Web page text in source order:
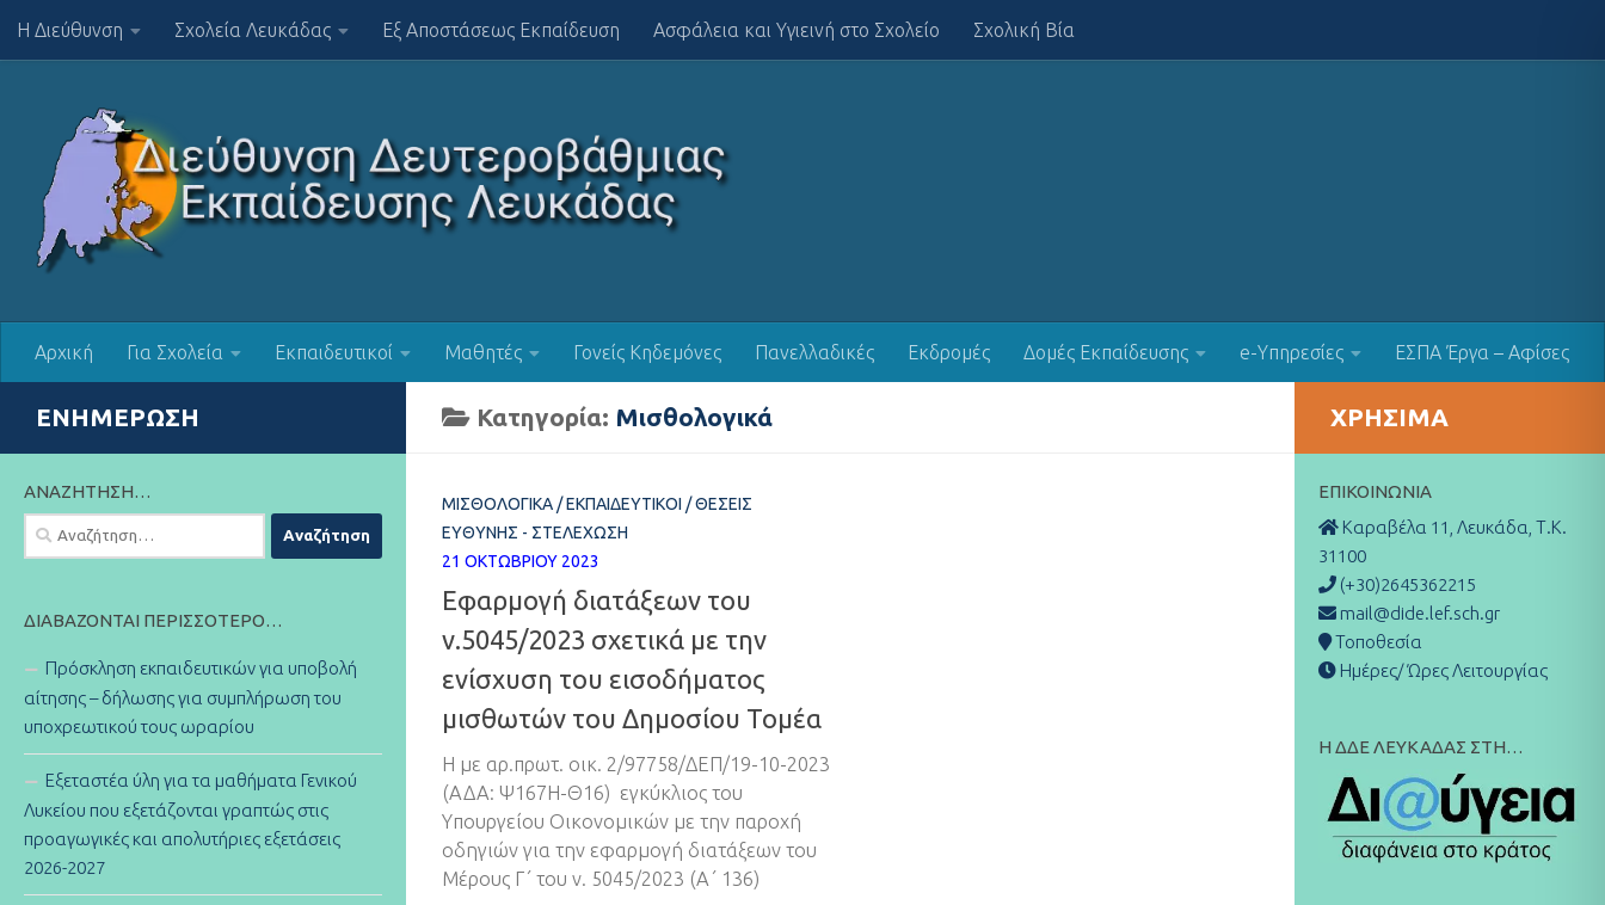
Skip to content
Η Διεύθυνση Σχολεία Λευκάδας Εξ Αποστάσεως Εκπαίδευση Ασφάλεια και Υγιεινή στο Σχολείο Σχολική Βία
Αρχική Για Σχολεία Εκπαιδευτικοί Μαθητές Γονείς Κηδεμόνες Πανελλαδικές Εκδρομές Δομές Εκπαίδευσης e-Υπηρεσίες ΕΣΠΑ Έργα – Αφίσες
Κατηγορία: Μισθολογικά
ΜΙΣΘΟΛΟΓΙΚΆ /ΕΚΠΑΙΔΕΥΤΙΚΟΊ /ΘΈΣΕΙΣ
ΕΥΘΎΝΗΣ - ΣΤΕΛΈΧΩΣΗ
21 ΟΚΤΩΒΡΊΟΥ 2023
Εφαρμογή διατάξεων του
ν.5045/2023 σχετικά με την
ενίσχυση του εισοδήματος
μισθωτών του Δημοσίου Τομέα
Η με αρ.πρωτ. οικ. 2/97758/ΔΕΠ/19-10-2023
(ΑΔΑ: Ψ167Η-Θ16) εγκύκλιος του
Υπουργείου Οικονομικών με την παροχή
οδηγιών για την εφαρμογή διατάξεων του
Μέρους Γ΄ του ν. 5045/2023 (Α΄ 136)
ΕΝΗΜΈΡΩΣΗ
ΑΝΑΖΉΤΗΣΗ…
Αναζήτηση
για:
ΔΙΑΒΆΖΟΝΤΑΙ ΠΕΡΙΣΣΌΤΕΡΟ…
Πρόσκληση εκπαιδευτικών για υποβολή
αίτησης – δήλωσης για συμπλήρωση του
υποχρεωτικού τους ωραρίου
Εξεταστέα ύλη για τα μαθήματα Γενικού
Λυκείου που εξετάζονται γραπτώς στις
προαγωγικές και απολυτήριες εξετάσεις
2026-2027
ΧΡΉΣΙΜΑ
ΕΠΙΚΟΙΝΩΝΊΑ
Καραβέλα 11, Λευκάδα, Τ.Κ.
31100
(+30)2645362215
mail@dide.lef.sch.gr
Τοποθεσία
Ημέρες/ Ώρες Λειτουργίας
Η ΔΔΕ ΛΕΥΚΑΔΑΣ ΣΤΗ…